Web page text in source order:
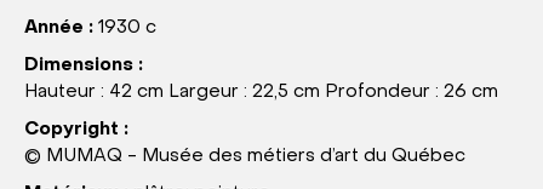
Année : 1930 c
Dimensions :
Hauteur : 42 cm Largeur : 22,5 cm Profondeur : 26 cm
Copyright :
© MUMAQ - Musée des métiers d’art du Québec